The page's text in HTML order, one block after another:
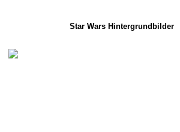
Star Wars Hintergrundbilder